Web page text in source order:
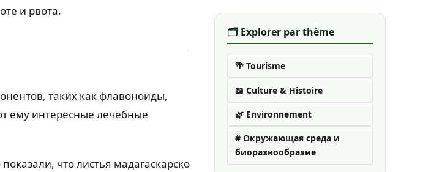
и рвота.
таких как флавоноиды,
ему интересные лечебные
что листья мадагаскарского
🗂️ Explorer par thème
🌴 Tourisme
📖 Culture & Histoire
🌿 Environnement
# Окружающая среда и
биоразнообразие